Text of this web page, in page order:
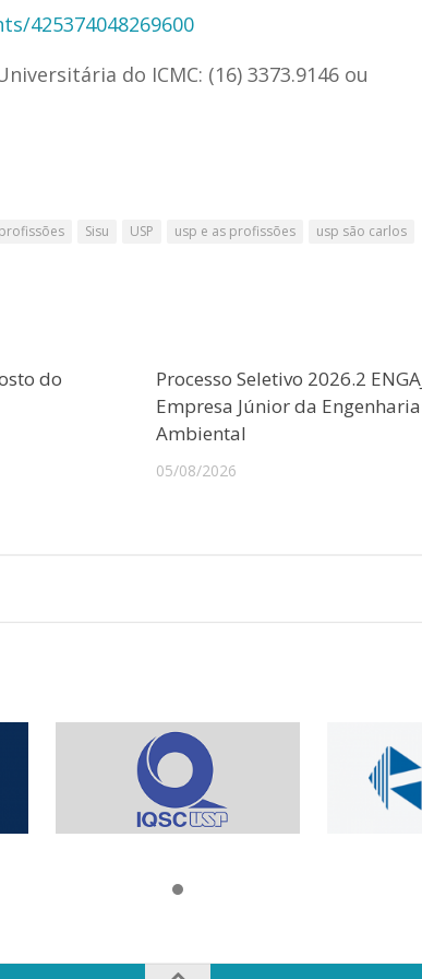
425374048269600
do ICMC: (16) 3373.9146 ou
profissões Sisu USP usp e as profissões
usp são carlos
do
Processo Seletivo 2026.2
Empresa Júnior da Engenharia
Ambiental
05/08/2026